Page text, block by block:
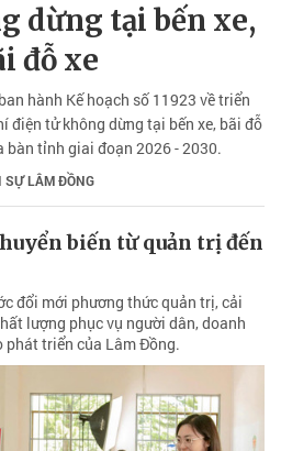
dừng tại bến xe,
đỗ xe
hành Kế hoạch số 11923 về triển
điện tử không dừng tại bến xe, bãi đỗ
bàn tỉnh giai đoạn 2026 - 2030.
SỰ LÂM ĐỒNG
biến từ quản trị đến
đổi mới phương thức quản trị, cải
lượng phục vụ người dân, doanh
phát triển của Lâm Đồng.